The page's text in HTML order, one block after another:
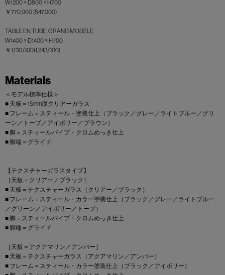
W1200 × D800 × H700
￥770,000 (847,000)
TABLE EN TUBE, GRAND MODÈLE
W1400 × D1400 × H700
￥1,130,000(1,243,000)
Materials
＜モデル標準仕様＞
■ 天板＝15mm厚クリアーガラス
■ フレーム＝スティール・塗装仕上（ブラック／グレー／ライトブルー／グリ
ーン／トープ／アイボリー／ブラウン）
■ 脚＝スティールパイプ・クロムめっき仕上
■ 脚端＝グライド
【テクスチャーガラスタイプ】
［天板＝クリアー／ブラック］
■ 天板＝テクスチャーガラス（クリアー／ブラック）
■ フレーム＝スティール・カラー塗装仕上（ブラック／グレー／ライトブルー
／グリーン／アイボリー／トープ）
■ 脚＝スティールパイプ・クロムめっき仕上
■ 脚端＝グライド
［天板＝アクアマリン／アンバー］
■ 天板＝テクスチャーガラス（アクアマリン／アンバー）
■ フレーム＝スティール・カラー塗装仕上（ブラック／アイボリー）